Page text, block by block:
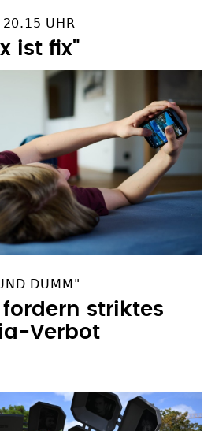
UHR
ist fix"
DUMM"
striktes
Verbot